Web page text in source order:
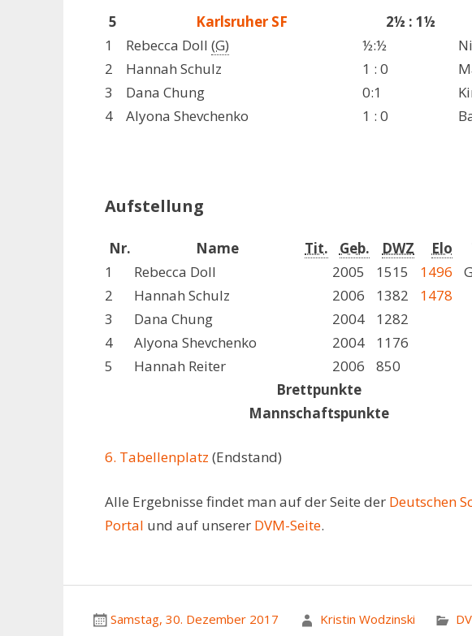
5 Karlsruher SF 2½ : 1½
1
Rebecca Doll (G) ½:½
2
Hannah Schulz 1 : 0
3
Dana Chung 0:1
4
Alyona Shevchenko 1 : 0
Aufstellung
Nr. Name Tit. Geb. DWZ Elo
Brettpunkte
Mannschaftspunkte
1 Rebecca Doll 2005 1515 1496
2
Hannah Schulz 2006 1382 1478
3
Dana Chung 2004 1282
4
Alyona Shevchenko 2004 1176
5
Hannah Reiter 2006 850
6. Tabellenplatz (Endstand)
Alle Ergebnisse findet man auf der Seite der Deutschen
Portal und auf unserer DVM-Seite.
Samstag, 30. Dezember 2017 Kristin Wodzinski